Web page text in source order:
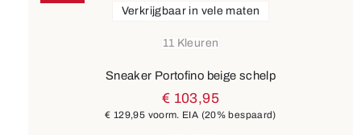
11 Kleuren
Verkrijgbaar in vele maten
Sneaker Portofino beige schelp
€ 103,95
€ 129,95 voorm. EIA (20% bespaard)